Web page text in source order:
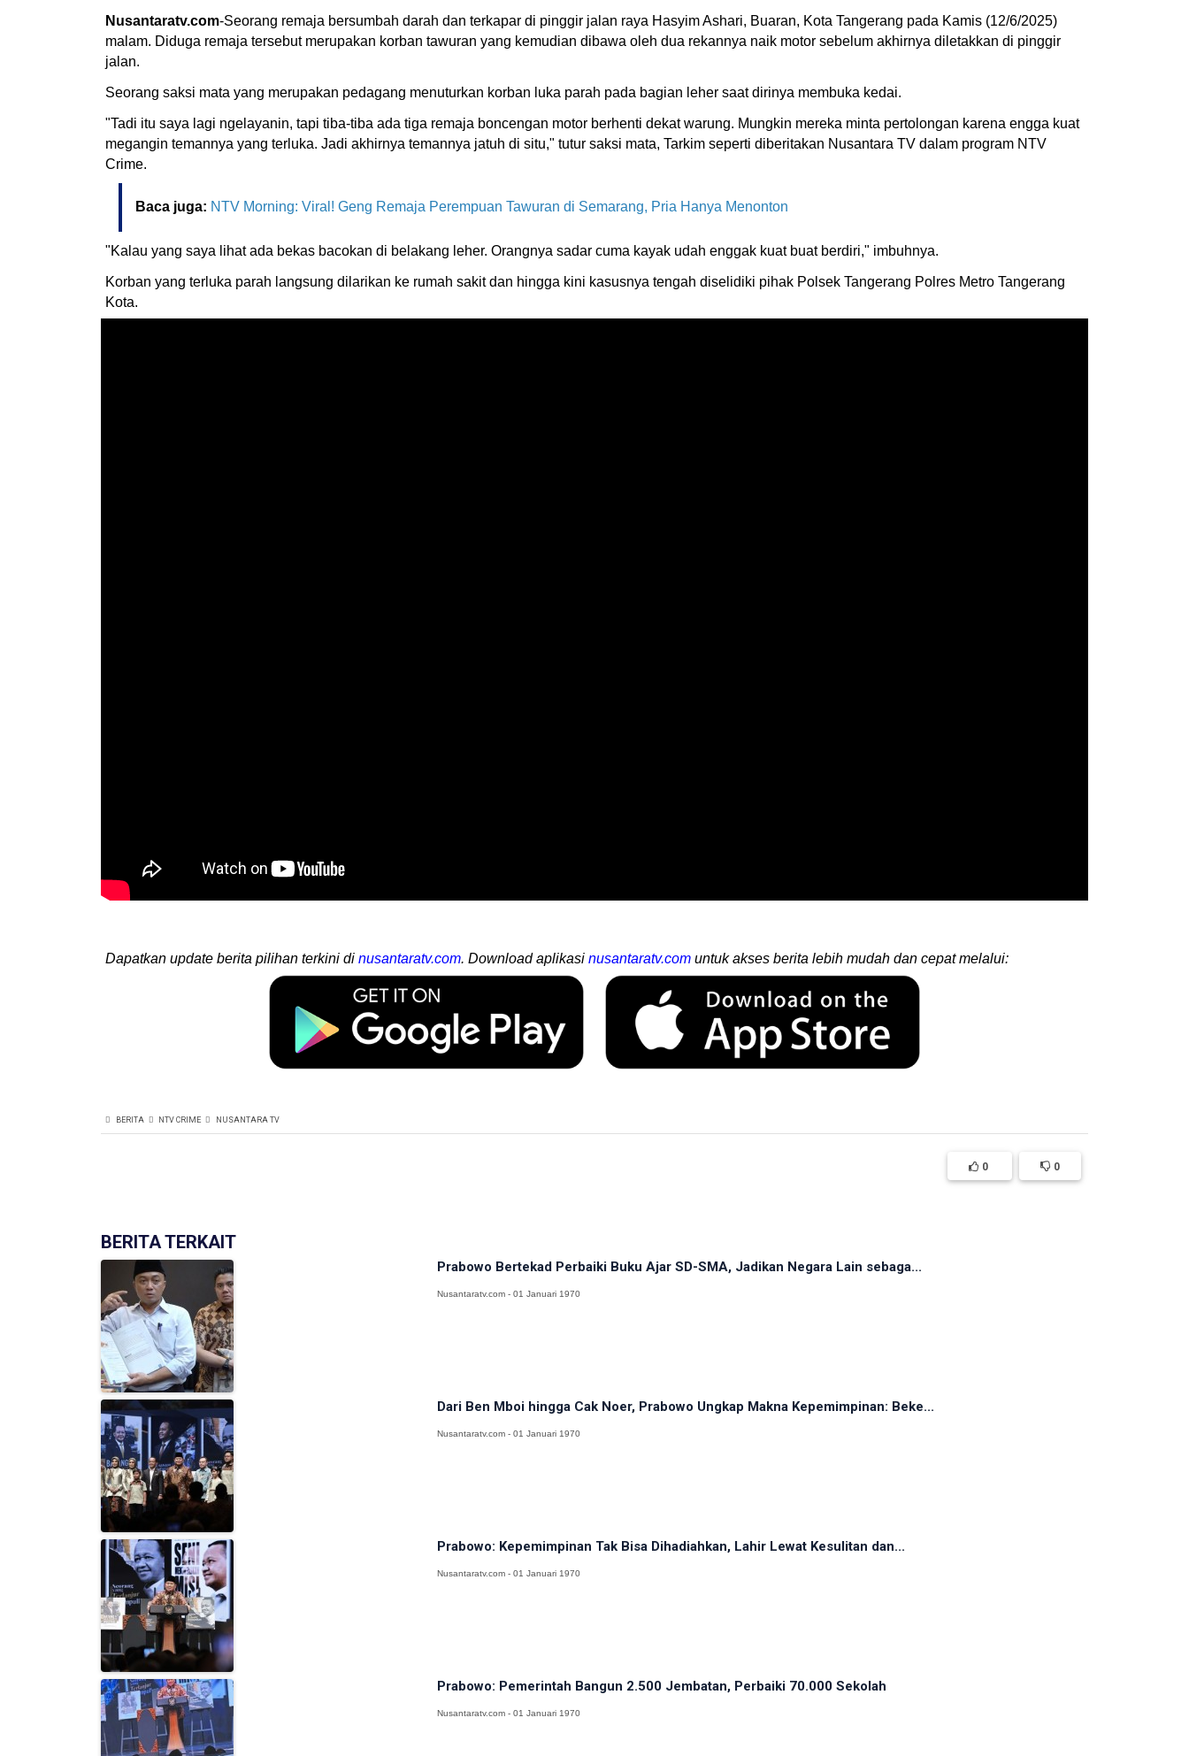
Nusantaratv.com-Seorang remaja bersumbah darah dan terkapar di pinggir jalan raya Hasyim Ashari, Buaran, Kota Tangerang pada Kamis (12/6/2025)
malam. Diduga remaja tersebut merupakan korban tawuran yang kemudian dibawa oleh dua rekannya naik motor sebelum akhirnya diletakkan di pinggir
jalan.
Seorang saksi mata yang merupakan pedagang menuturkan korban luka parah pada bagian leher saat dirinya membuka kedai.
"Tadi itu saya lagi ngelayanin, tapi tiba-tiba ada tiga remaja boncengan motor berhenti dekat warung. Mungkin mereka minta pertolongan karena engga kuat
megangin temannya yang terluka. Jadi akhirnya temannya jatuh di situ," tutur saksi mata, Tarkim seperti diberitakan Nusantara TV dalam program NTV
Crime.
Baca juga: NTV Morning: Viral! Geng Remaja Perempuan Tawuran di Semarang, Pria Hanya Menonton
"Kalau yang saya lihat ada bekas bacokan di belakang leher. Orangnya sadar cuma kayak udah enggak kuat buat berdiri," imbuhnya.
Korban yang terluka parah langsung dilarikan ke rumah sakit dan hingga kini kasusnya tengah diselidiki pihak Polsek Tangerang Polres Metro Tangerang
Kota.
Dapatkan update berita pilihan terkini di nusantaratv.com. Download aplikasi nusantaratv.com untuk akses berita lebih mudah dan cepat melalui:
BERITA NTV CRIME NUSANTARA TV
0 0
BERITA TERKAIT
Prabowo Bertekad Perbaiki Buku Ajar SD-SMA, Jadikan Negara Lain sebaga...
Nusantaratv.com - 01 Januari 1970
Dari Ben Mboi hingga Cak Noer, Prabowo Ungkap Makna Kepemimpinan: Beke...
Nusantaratv.com - 01 Januari 1970
Prabowo: Kepemimpinan Tak Bisa Dihadiahkan, Lahir Lewat Kesulitan dan...
Nusantaratv.com - 01 Januari 1970
Prabowo: Pemerintah Bangun 2.500 Jembatan, Perbaiki 70.000 Sekolah
Nusantaratv.com - 01 Januari 1970